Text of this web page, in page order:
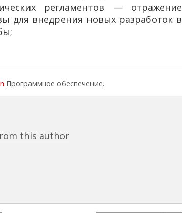
регламентов — отражение
для внедрения новых разработок в
Программное обеспечение.
this author